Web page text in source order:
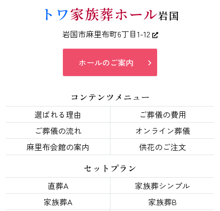
トワ家族葬ホール岩国
岩国市麻里布町6丁目1-12
ホールのご案内
コンテンツメニュー
選ばれる理由
ご葬儀の費用
ご葬儀の流れ
オンライン葬儀
麻里布会館の案内
供花のご注文
セットプラン
直葬A
家族葬シンプル
家族葬A
家族葬B